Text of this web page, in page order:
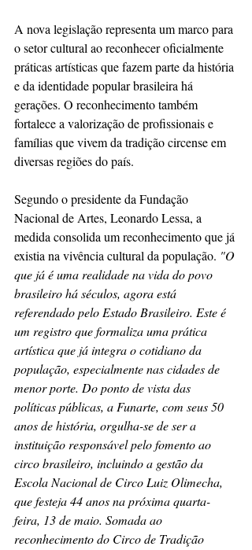
A nova legislação representa um marco para
o setor cultural ao reconhecer oficialmente
práticas artísticas que fazem parte da história
e da identidade popular brasileira há
gerações. O reconhecimento também
fortalece a valorização de profissionais e
famílias que vivem da tradição circense em
diversas regiões do país.
Segundo o presidente da Fundação
Nacional de Artes, Leonardo Lessa, a
medida consolida um reconhecimento que já
existia na vivência cultural da população. "O
que já é uma realidade na vida do povo
brasileiro há séculos, agora está
referendado pelo Estado Brasileiro. Este é
um registro que formaliza uma prática
artística que já integra o cotidiano da
população, especialmente nas cidades de
menor porte. Do ponto de vista das
políticas públicas, a Funarte, com seus 50
anos de história, orgulha-se de ser a
instituição responsável pelo fomento ao
circo brasileiro, incluindo a gestão da
Escola Nacional de Circo Luiz Olimecha,
que festeja 44 anos na próxima quarta-
feira, 13 de maio. Somada ao
reconhecimento do Circo de Tradição